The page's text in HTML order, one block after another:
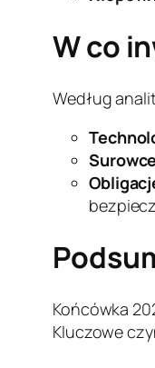
W co
Według
Końcówka
Kluczowe